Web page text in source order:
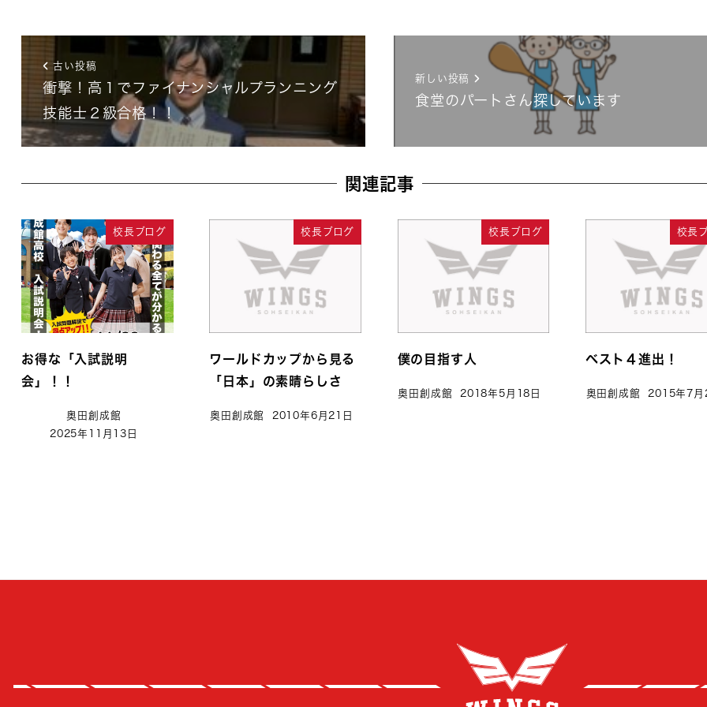
古い投稿
衝撃！高１でファイナンシャルプランニング
技能士２級合格！！
新しい投稿
食堂のパートさん探しています
関連記事
校長ブログ
お得な「入試説明
会」！！
奥田創成館
2025年11月13日
校長ブログ
ワールドカップから見る
「日本」の素晴らしさ
奥田創成館 2010年6月21日
校長ブログ
僕の目指す人
奥田創成館 2018年5月18日
校長
ベスト４進出！
奥田創成館 2015年7月